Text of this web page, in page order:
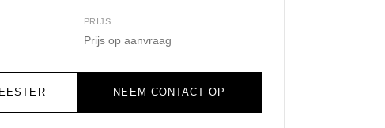
PRIJS
Prijs op aanvraag
NEEM CONTACT OP